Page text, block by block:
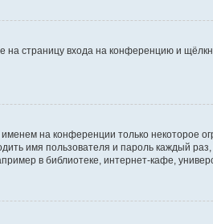
на страницу входа на конференцию и
на конференции только некоторое
имя пользователя и пароль каждый
в библиотеке, интернет-кафе,